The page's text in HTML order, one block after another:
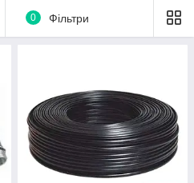
0 Фільтри